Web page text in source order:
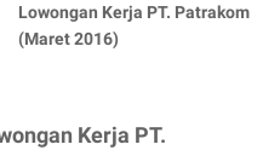
Lowongan Kerja PT. Patrakom
(Maret 2016)
Kerja PT.